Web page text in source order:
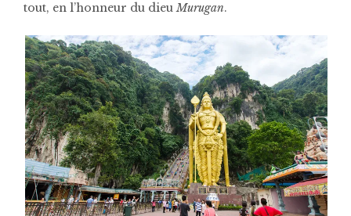
tout, en l’honneur du dieuMurugan.